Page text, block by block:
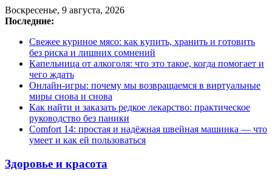
Воскресенье, 9 августа, 2026
Последние:
Свежее куриное мясо: как купить, хранить и готовить
без риска и лишних сомнений
Капельница от алкоголя: что это такое, когда помогает и
чего ждать
Онлайн-игры: почему мы возвращаемся в виртуальные
миры снова и снова
Как найти и заказать редкое лекарство: практическое
руководство без паники
Comfort 14: простая и надёжная швейная машинка — что
умеет и как ей пользоваться
Здоровье и красота